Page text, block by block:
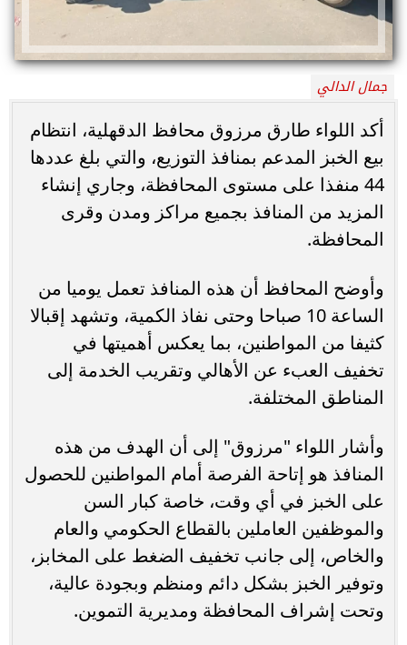
جمال الدالي
أكد اللواء طارق مرزوق محافظ الدقهلية، انتظام
بيع الخبز المدعم بمنافذ التوزيع، والتي بلغ عددها
44 منفذا على مستوى المحافظة، وجاري إنشاء
المزيد من المنافذ بجميع مراكز ومدن وقرى
المحافظة.
وأوضح المحافظ أن هذه المنافذ تعمل يوميا من
الساعة 10 صباحا وحتى نفاذ الكمية، وتشهد إقبالا
كثيفا من المواطنين، بما يعكس أهميتها في
تخفيف العبء عن الأهالي وتقريب الخدمة إلى
المناطق المختلفة.
وأشار اللواء "مرزوق" إلى أن الهدف من هذه
المنافذ هو إتاحة الفرصة أمام المواطنين للحصول
على الخبز في أي وقت، خاصة كبار السن
والموظفين العاملين بالقطاع الحكومي والعام
والخاص، إلى جانب تخفيف الضغط على المخابز،
وتوفير الخبز بشكل دائم ومنظم وبجودة عالية،
وتحت إشراف المحافظة ومديرية التموين.